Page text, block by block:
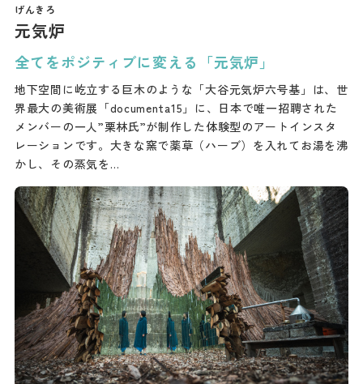
元気炉
全てをポジティブに変える「元気炉」
地下空間に屹立する巨木のような「大谷元気炉六号基」は、世
界最大の美術展「documenta15」に、日本で唯一招聘された
メンバーの一人”栗林氏”が制作した体験型のアートインスタ
レーションです。大きな窯で薬草（ハーブ）を入れてお湯を沸
かし、その蒸気を…